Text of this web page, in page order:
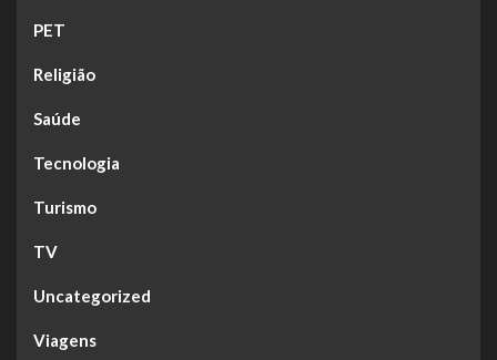
PET
Religião
Saúde
Tecnologia
Turismo
TV
Uncategorized
Viagens